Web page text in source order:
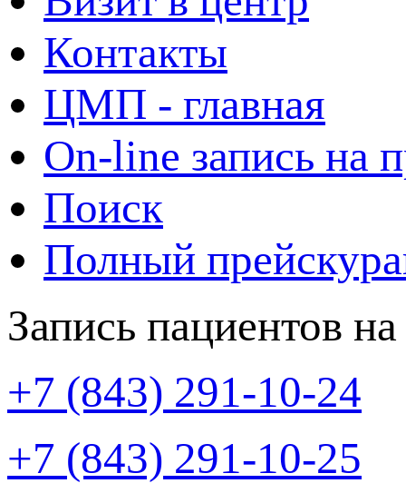
Контакты
ЦМП - главная
On-line запись на
Поиск
Полный
Запись пациентов
+7 (843) 291-10-24
+7 (843) 291-10-25